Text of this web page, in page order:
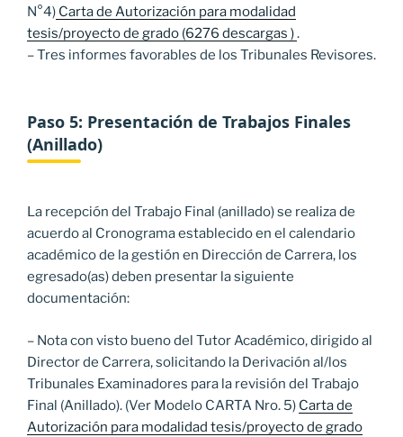
N°4) Carta de Autorización para modalidad
tesis/proyecto de grado (6276 descargas ).
– Tres informes favorables de los Tribunales Revisores.
Paso 5: Presentación de Trabajos Finales
(Anillado)
La recepción del Trabajo Final (anillado) se realiza de
acuerdo al Cronograma establecido en el calendario
académico de la gestión en Dirección de Carrera, los
egresado(as) deben presentar la siguiente
documentación:
– Nota con visto bueno del Tutor Académico, dirigido al
Director de Carrera, solicitando la Derivación al/los
Tribunales Examinadores para la revisión del Trabajo
Final (Anillado). (Ver Modelo CARTA Nro. 5) Carta de
Autorización para modalidad tesis/proyecto de grado